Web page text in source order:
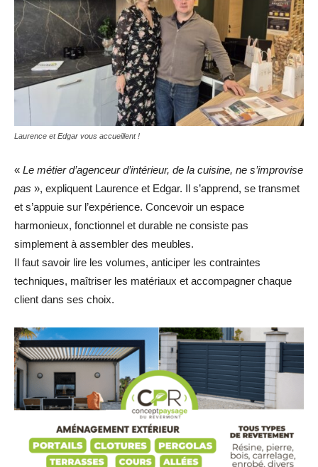
Laurence et Edgar vous accueillent !
« Le métier d’agenceur d’intérieur, de la cuisine, ne s’improvise
pas », expliquent Laurence et Edgar. Il s’apprend, se transmet
et s’appuie sur l’expérience. Concevoir un espace
harmonieux, fonctionnel et durable ne consiste pas
simplement à assembler des meubles.
Il faut savoir lire les volumes, anticiper les contraintes
techniques, maîtriser les matériaux et accompagner chaque
client dans ses choix.